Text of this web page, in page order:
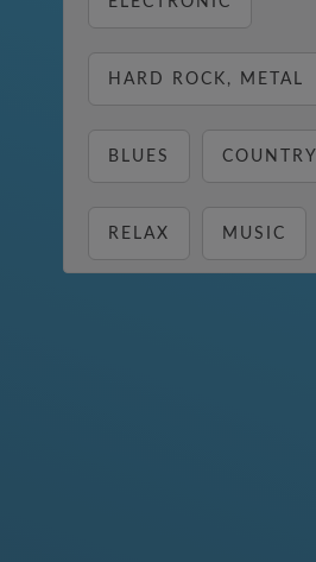
HARD ROCK, METAL
BLUES COUNTRY
RELAX MUSIC